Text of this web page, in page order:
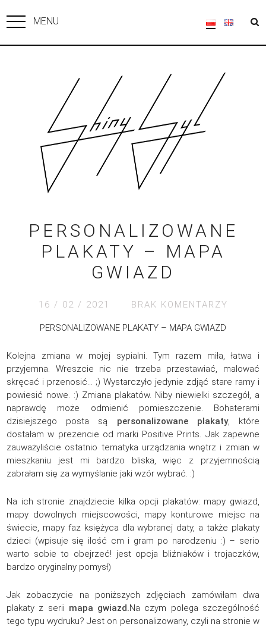
MENU
PERSONALIZOWANE
PLAKATY – MAPA
GWIAZD
16 / 02 / 2021 BRAK KOMENTARZY
PERSONALIZOWANE PLAKATY – MAPA GWIAZD
Kolejna zmiana w mojej sypialni. Tym razem miła, łatwa i
przyjemna. Wreszcie nic nie trzeba przestawiać, malować
skręcać i przenosić… ;) Wystarczyło jedynie zdjąć stare ramy i
powiesić nowe. :) Zmiana plakatów. Niby niewielki szczegół, a
naprawdę może odmienić pomieszczenie. Bohaterami
dzisiejszego posta są personalizowane plakaty, które
dostałam w prezencie od marki Positive Prints. Jak zapewne
zauważyliście ostatnio tematyka urządzania wnętrz i zmian w
mieszkaniu jest mi bardzo bliska, więc z przyjemnością
zabrałam się za wymyślanie jaki wzór wybrać. :)
Na ich stronie znajdziecie kilka opcji plakatów: mapy gwiazd,
mapy dowolnych miejscowości, mapy konturowe miejsc na
świecie, mapy faz księżyca dla wybranej daty, a także plakaty
dzieci (wpisuje się ilość cm i gram po narodzeniu :) – serio
warto sobie to obejrzeć! jest opcja bliźniaków i trojaczków,
bardzo oryginalny pomysł)
Jak zobaczycie na poniższych zdjęciach zamówiłam dwa
plakaty z serii mapa gwiazd.Na czym polega szczególność
tego typu wydruku? Jest on personalizowany, czyli na stronie w